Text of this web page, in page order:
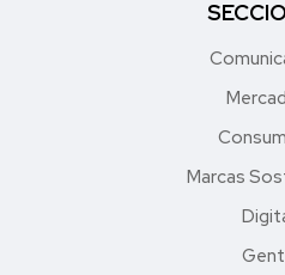
Marcas